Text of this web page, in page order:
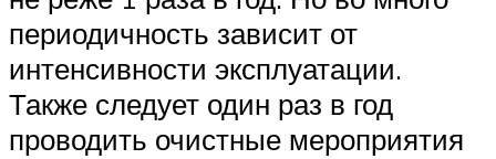
периодичность зависит от
интенсивности эксплуатации.
Также следует один раз в год
проводить очистные мероприятия